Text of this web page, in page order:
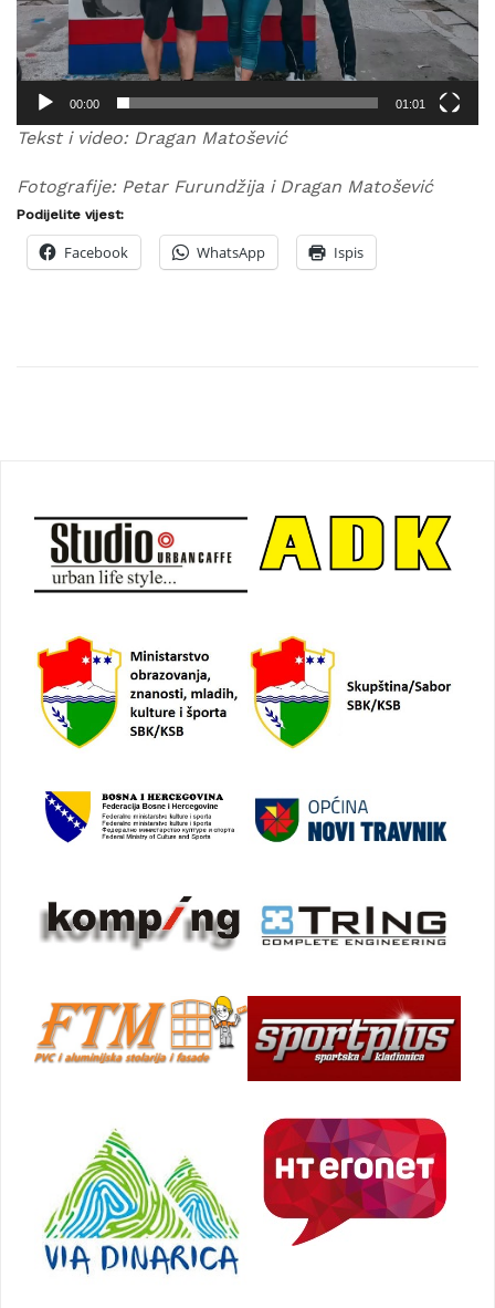
00:00 01:01
Tekst i video: Dragan Matošević
Fotografije: Petar Furundžija i Dragan Matošević
Podijelite vijest:
Facebook WhatsApp Ispis